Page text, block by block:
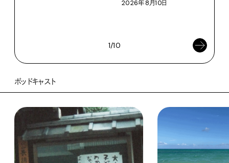
2026年8月10日
1/10
ポッドキャスト